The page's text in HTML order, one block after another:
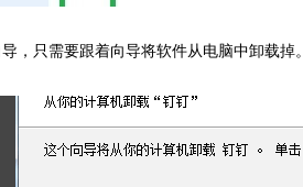
只需要跟着向导将软件从电脑中卸载掉。